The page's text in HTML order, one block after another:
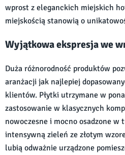
wprost z eleganckich miejskich
miejskością stanowią o
Wyjątkowa ekspresja we
Duża różnorodność produktów
aranżacji jak najlepiej
klientów. Płytki utrzymane w
zastosowanie w klasycznych
nowoczesne i mocno osadzone w
intensywną zieleń ze złotym
lubią odważnie urządzone